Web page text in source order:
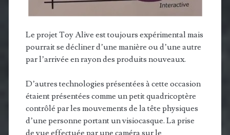
Le projet Toy Alive est toujours expérimental mais
pourrait se décliner d’une manière ou d’une autre
par l’arrivée en rayon des produits nouveaux.
D’autres technologies présentées à cette occasion
étaient présentées comme un petit quadricoptère
contrôlé par les mouvements de la tête physiques
d’une personne portant un visiocasque. La prise